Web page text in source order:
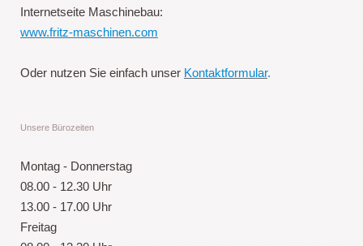
Internetseite Maschinebau:
www.fritz-maschinen.com
Oder nutzen Sie einfach unser Kontaktformular.
Unsere Bürozeiten
Montag - Donnerstag
08.00 - 12.30 Uhr
13.00 - 17.00 Uhr
Freitag